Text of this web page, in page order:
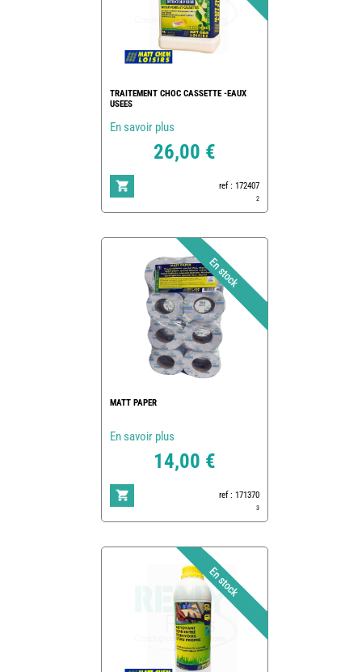
TRAITEMENT CHOC CASSETTE -EAUX
USEES
En savoir plus
26,00 €
ref : 172407
2
MATT PAPER
En savoir plus
14,00 €
ref : 171370
3